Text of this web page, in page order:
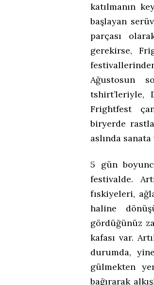
katılmanın
başlayan
parçası
gerekirse,
Ağustosun
tshirt’leriyle,
Frightfest
biryerde
aslında
5 gün
festivalde.
fıskiyeleri,
haline
gördüğünüz
kafası var.
durumda,
gülmekten
bağırarak